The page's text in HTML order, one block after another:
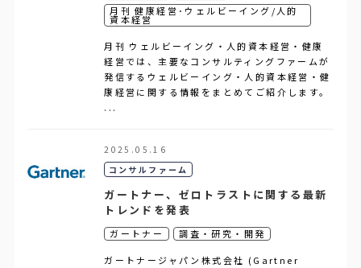
月刊 健康経営･ウェルビーイング/人的
資本経営
月刊 ウェルビーイング・人的資本経営・健康
経営では、主要なコンサルティングファームが
発信するウェルビーイング・人的資本経営・健
康経営に関する情報をまとめてご紹介します。
...
2025.05.16
コンサルファーム
ガートナー、ゼロトラストに関する最新
トレンドを発表
ガートナー 調査・研究・開発
ガートナージャパン株式会社 (Gartner